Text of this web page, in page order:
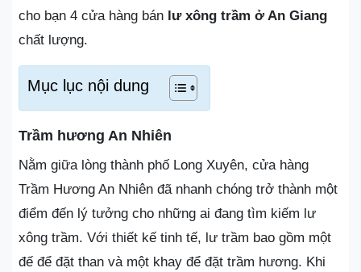
cho bạn 4 cửa hàng bán lư xông trầm ở An Giang
chất lượng.
Mục lục nội dung
Trầm hương An Nhiên
Nằm giữa lòng thành phố Long Xuyên, cửa hàng
Trầm Hương An Nhiên đã nhanh chóng trở thành một
điểm đến lý tưởng cho những ai đang tìm kiếm lư
xông trầm. Với thiết kế tinh tế, lư trầm bao gồm một
đế để đặt than và một khay để đặt trầm hương. Khi